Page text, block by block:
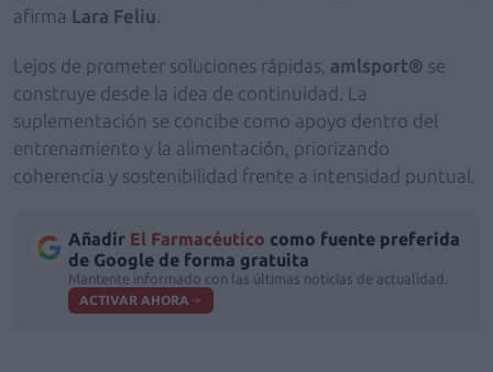
afirma Lara Feliu
Lejos de prometer soluciones rápidas, amlsport® se
construye desde la idea de continuidad. La
suplementación se concibe como apoyo dentro del
entrenamiento y la alimentación, priorizando
coherencia y sostenibilidad frente a intensidad puntual.
Añadir El Farmacéutico como fuente preferida
de Google de forma gratuita
Mantente informado con las últimas noticias de actualidad.
ACTIVAR AHORA